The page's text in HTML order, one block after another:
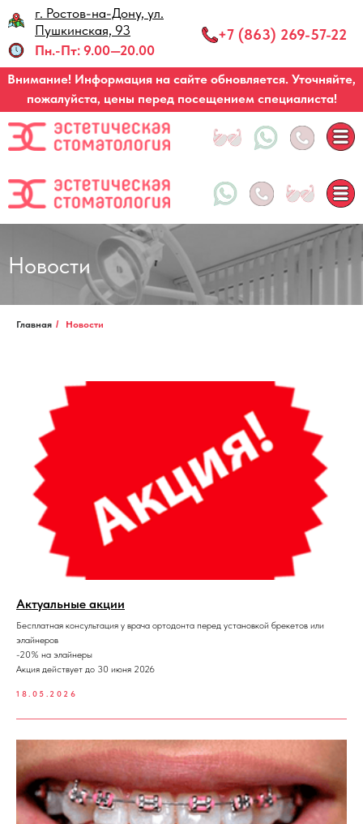
г. Ростов-на-Дону, ул.
Пушкинская, 93
Пн.-Пт: 9.00—20.00
+7 (863) 269-57-22
Внимание! Информация на сайте обновляется. Уточняйте,
пожалуйста, цены перед посещением специалиста!
Запись по звонку
Новости
Главная / Новости
Актуальные акции
Бесплатная консультация у врача ортодонта перед установкой брекетов или
элайнеров
-20% на элайнеры
Акция действует до 30 июня 2026
18.05.2026